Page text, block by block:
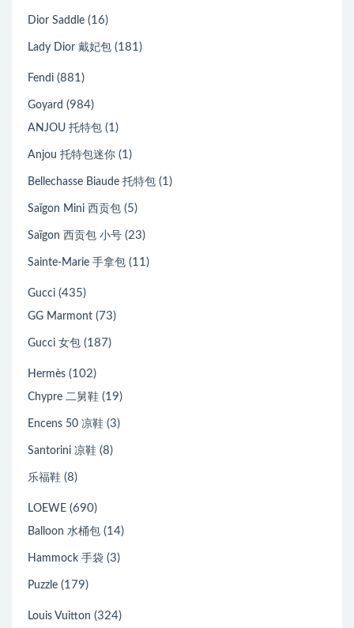
Dior Saddle (16)
Lady Dior 戴妃包 (181)
Fendi (881)
Goyard (984)
ANJOU 托特包 (1)
Anjou 托特包迷你 (1)
Bellechasse Biaude 托特包 (1)
Saïgon Mini 西贡包 (5)
Saïgon 西贡包 小号 (23)
Sainte-Marie 手拿包 (11)
Gucci (435)
GG Marmont (73)
Gucci 女包 (187)
Hermès (102)
Chypre 二舅鞋 (19)
Encens 50 凉鞋 (3)
Santorini 凉鞋 (8)
乐福鞋 (8)
LOEWE (690)
Balloon 水桶包 (14)
Hammock 手袋 (3)
Puzzle (179)
Louis Vuitton (324)